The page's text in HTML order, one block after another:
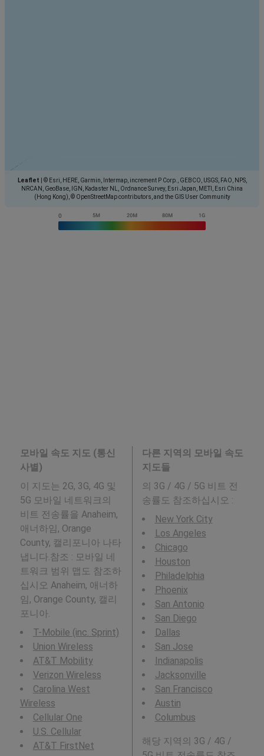
Leaflet
© Esri, HERE, Garmin, Intermap, increment P Corp., GEBCO, USGS, FAO, NPS,
NRCAN, GeoBase, IGN, Kadaster NL, Ordnance Survey, Esri Japan, METI, Esri China
(Hong Kong), © OpenStreetMap contributors, and the GIS User Community
모바일 속도 지도 (통신
사별)
이 지도는 2G, 3G, 4G 및
5G 모바일 네트워크의
비트 전송률을 Anaheim,
애너하임, Orange
County, 캘리포니아 나타
냅니다.참조 : 모바일 네
트워크 범위 맵도 참조하
십시오 Anaheim, 애너하
임, Orange County, 캘리
포니아.
T-Mobile (inc. Sprint)
Union Wireless
AT&T Mobility
Verizon Wireless
Carolina West
Wireless
Cellular One
U.S. Cellular
AT&T FirstNet
다른 지역의 모바일 속도
지도들
의 3G / 4G / 5G 비트 전
송률도 참조하십시오 :
New York City
Los Angeles
Chicago
Houston
Philadelphia
Phoenix
San Antonio
San Diego
Dallas
San Jose
Indianapolis
Jacksonville
San Francisco
Austin
Columbus
해당 지역의 3G / 4G /